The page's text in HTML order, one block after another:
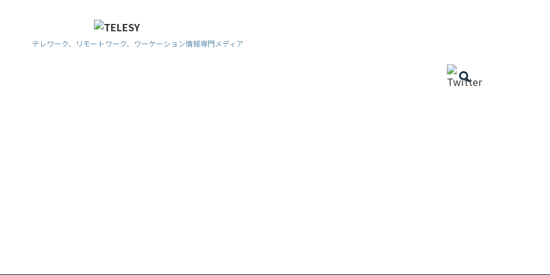
テレワーク、リモートワーク、ワーケーション情報専門メディア